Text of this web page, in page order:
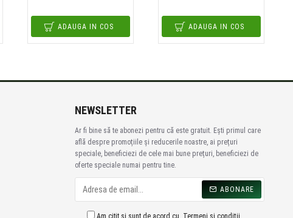
ADAUGA IN COS ADAUGA IN COS
NEWSLETTER
Ar fi bine să te abonezi pentru că este gratuit. Ești primul care
află despre promoțiile și reducerile noastre, ai prețuri
speciale, beneficiezi de cele mai bune prețuri, beneficiezi de
oferte speciale numai pentru tine.
ABONARE
Am citit si sunt de acord cu Termeni și condiții